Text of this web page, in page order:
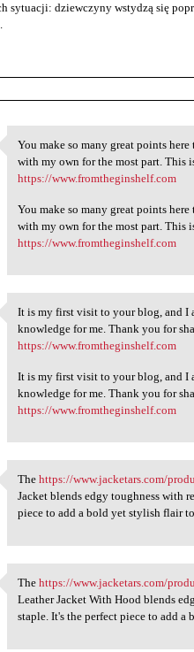
sytuacji: dziewczyny wstydzą się
You make so many great
You make so many great points
with my own for the most part. This
https://www.fromtheginshelf.com
You make so many great points
with my own for the most part. This
https://www.fromtheginshelf.com
It is my first visit to your
It is my first visit to your blog, and I
knowledge for me. Thank you for
https://www.fromtheginshelf.com
It is my first visit to your blog, and I
knowledge for me. Thank you for
https://www.fromtheginshelf.com
The https://
Thehttps://www.jacketars.com/
Jacket blends edgy toughness with
piece to add a bold yet stylish flair
The https://
Thehttps://www.jacketars.com/
Leather Jacket With Hood blends
staple. It's the perfect piece to add